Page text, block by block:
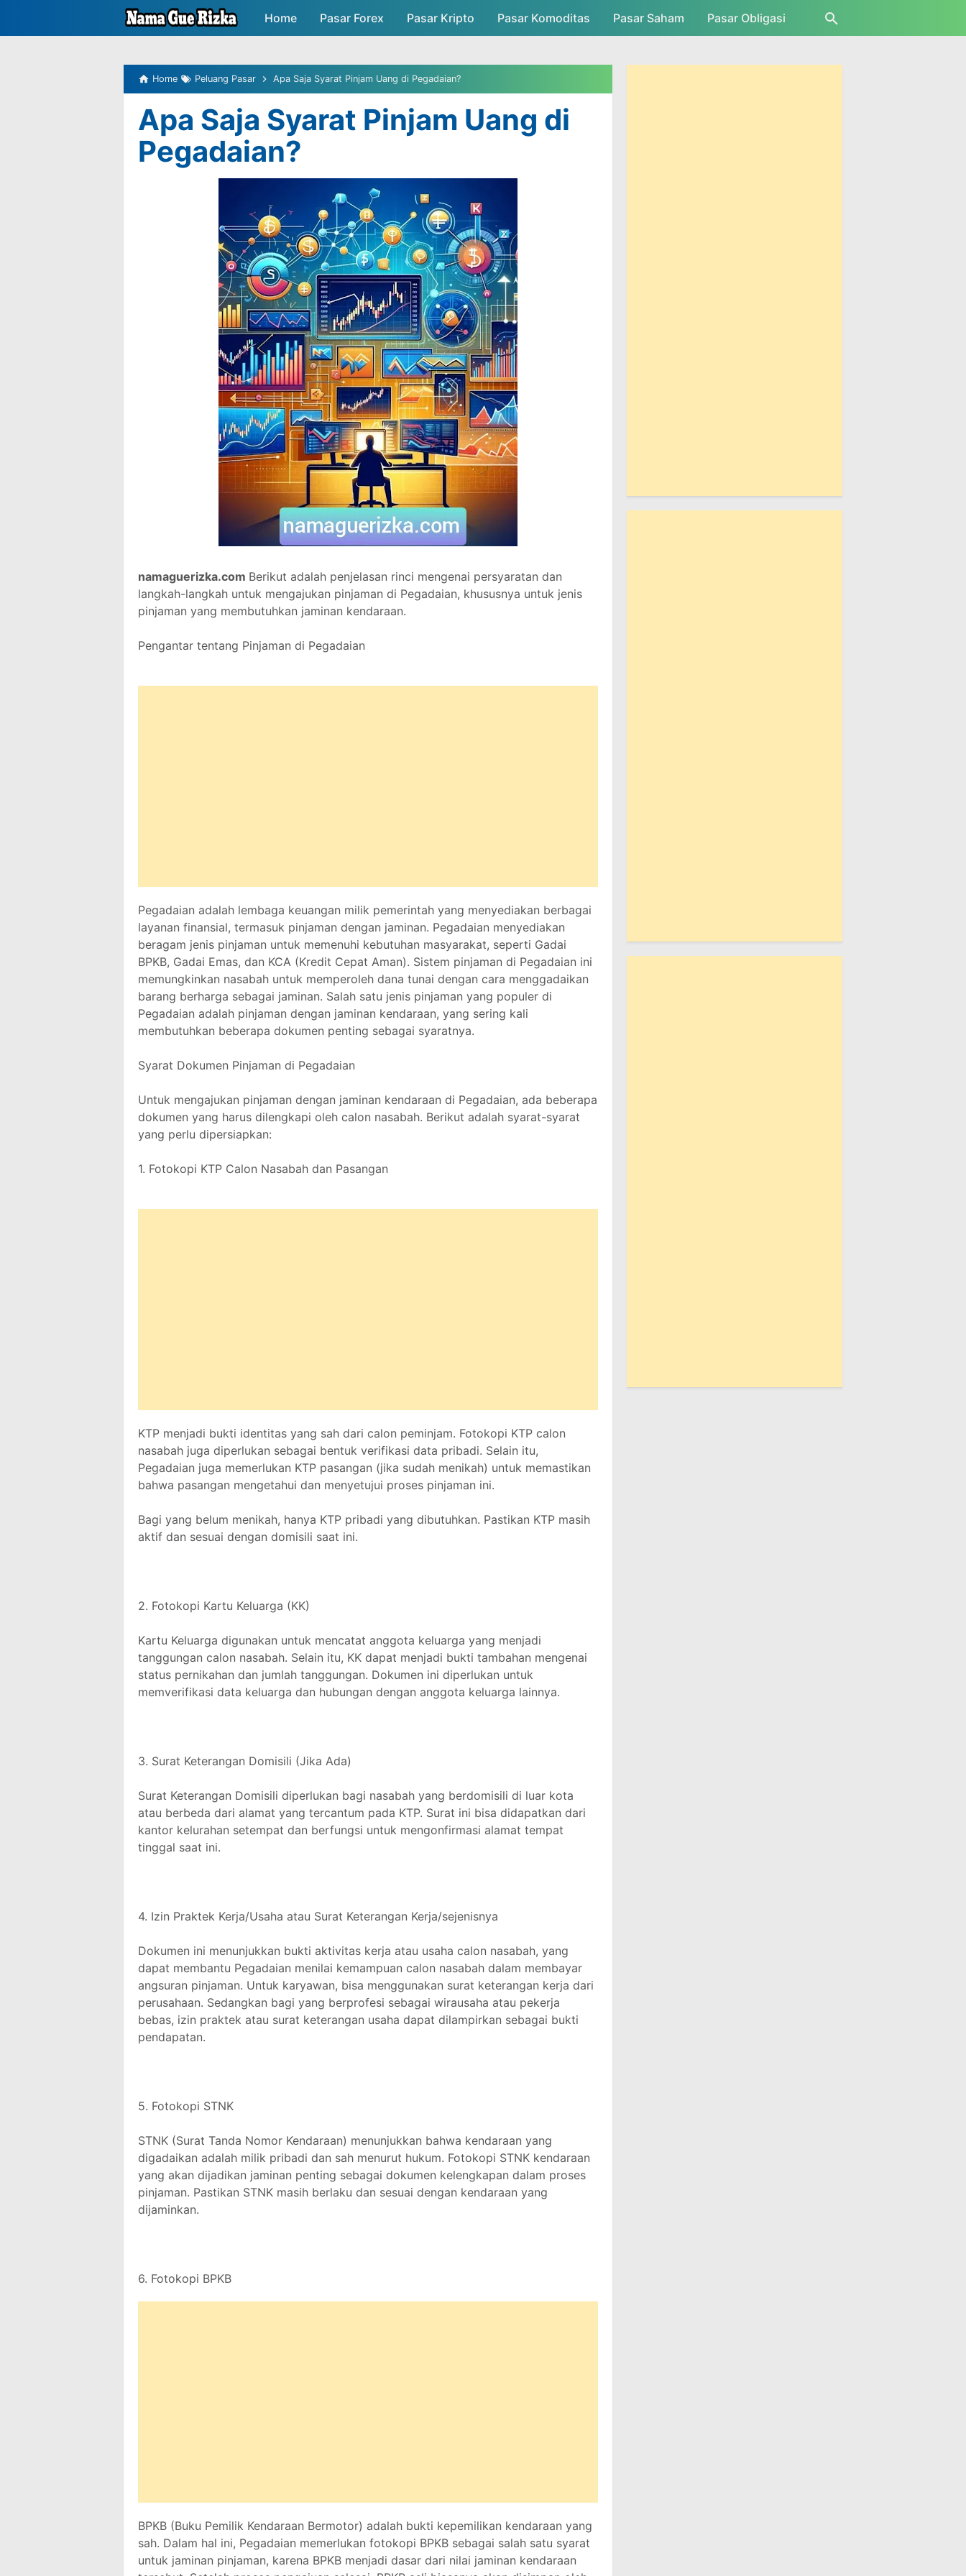
Skip to main content
Home Pasar Forex Pasar Kripto Pasar Komoditas Pasar Saham Pasar Obligasi
Home Peluang Pasar Apa Saja Syarat Pinjam Uang di Pegadaian?
Apa Saja Syarat Pinjam Uang di
Pegadaian?
namaguerizka.com Berikut adalah penjelasan rinci mengenai persyaratan dan
langkah-langkah untuk mengajukan pinjaman di Pegadaian, khususnya untuk jenis
pinjaman yang membutuhkan jaminan kendaraan.
Pengantar tentang Pinjaman di Pegadaian
Pegadaian adalah lembaga keuangan milik pemerintah yang menyediakan berbagai
layanan finansial, termasuk pinjaman dengan jaminan. Pegadaian menyediakan
beragam jenis pinjaman untuk memenuhi kebutuhan masyarakat, seperti Gadai
BPKB, Gadai Emas, dan KCA (Kredit Cepat Aman). Sistem pinjaman di Pegadaian ini
memungkinkan nasabah untuk memperoleh dana tunai dengan cara menggadaikan
barang berharga sebagai jaminan. Salah satu jenis pinjaman yang populer di
Pegadaian adalah pinjaman dengan jaminan kendaraan, yang sering kali
membutuhkan beberapa dokumen penting sebagai syaratnya.
Syarat Dokumen Pinjaman di Pegadaian
Untuk mengajukan pinjaman dengan jaminan kendaraan di Pegadaian, ada beberapa
dokumen yang harus dilengkapi oleh calon nasabah. Berikut adalah syarat-syarat
yang perlu dipersiapkan:
1. Fotokopi KTP Calon Nasabah dan Pasangan
KTP menjadi bukti identitas yang sah dari calon peminjam. Fotokopi KTP calon
nasabah juga diperlukan sebagai bentuk verifikasi data pribadi. Selain itu,
Pegadaian juga memerlukan KTP pasangan (jika sudah menikah) untuk memastikan
bahwa pasangan mengetahui dan menyetujui proses pinjaman ini.
Bagi yang belum menikah, hanya KTP pribadi yang dibutuhkan. Pastikan KTP masih
aktif dan sesuai dengan domisili saat ini.
2. Fotokopi Kartu Keluarga (KK)
Kartu Keluarga digunakan untuk mencatat anggota keluarga yang menjadi
tanggungan calon nasabah. Selain itu, KK dapat menjadi bukti tambahan mengenai
status pernikahan dan jumlah tanggungan. Dokumen ini diperlukan untuk
memverifikasi data keluarga dan hubungan dengan anggota keluarga lainnya.
3. Surat Keterangan Domisili (Jika Ada)
Surat Keterangan Domisili diperlukan bagi nasabah yang berdomisili di luar kota
atau berbeda dari alamat yang tercantum pada KTP. Surat ini bisa didapatkan dari
kantor kelurahan setempat dan berfungsi untuk mengonfirmasi alamat tempat
tinggal saat ini.
4. Izin Praktek Kerja/Usaha atau Surat Keterangan Kerja/sejenisnya
Dokumen ini menunjukkan bukti aktivitas kerja atau usaha calon nasabah, yang
dapat membantu Pegadaian menilai kemampuan calon nasabah dalam membayar
angsuran pinjaman. Untuk karyawan, bisa menggunakan surat keterangan kerja dari
perusahaan. Sedangkan bagi yang berprofesi sebagai wirausaha atau pekerja
bebas, izin praktek atau surat keterangan usaha dapat dilampirkan sebagai bukti
pendapatan.
5. Fotokopi STNK
STNK (Surat Tanda Nomor Kendaraan) menunjukkan bahwa kendaraan yang
digadaikan adalah milik pribadi dan sah menurut hukum. Fotokopi STNK kendaraan
yang akan dijadikan jaminan penting sebagai dokumen kelengkapan dalam proses
pinjaman. Pastikan STNK masih berlaku dan sesuai dengan kendaraan yang
dijaminkan.
6. Fotokopi BPKB
BPKB (Buku Pemilik Kendaraan Bermotor) adalah bukti kepemilikan kendaraan yang
sah. Dalam hal ini, Pegadaian memerlukan fotokopi BPKB sebagai salah satu syarat
untuk jaminan pinjaman, karena BPKB menjadi dasar dari nilai jaminan kendaraan